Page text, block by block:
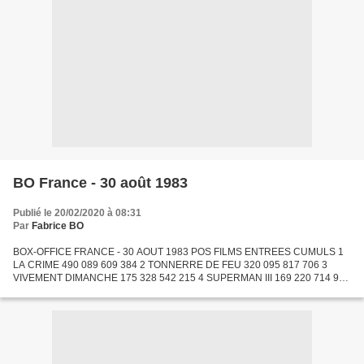
BO France - 30 août 1983
Publié le 20/02/2020 à 08:31
Par Fabrice BO
BOX-OFFICE FRANCE - 30 AOUT 1983 POS FILMS ENTREES CUMULS 1
LA CRIME 490 089 609 384 2 TONNERRE DE FEU 320 095 817 706 3
VIVEMENT DIMANCHE 175 328 542 215 4 SUPERMAN III 169 220 714 959
MEURTRIER...